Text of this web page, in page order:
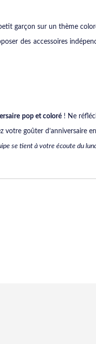
garçon sur un thème
des accessoires
pop et coloré ! Ne
votre goûter d’anniversaire
se tient à votre écoute du